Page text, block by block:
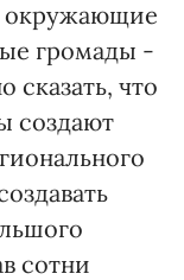
окружающие
громады -
что
создают
сотни